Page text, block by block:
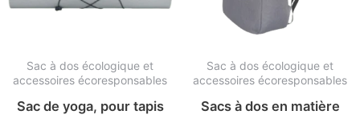
Sac à dos écologique et
accessoires écoresponsables​
Sac de yoga, pour tapis
Sac à dos écologique et
accessoires écoresponsables​
Sacs à dos en matière